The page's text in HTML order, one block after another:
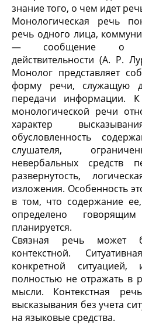
знание того, о чем идет
Монологическая речь
речь одного лица,
— сообщение о
действительности (А. Р.
Монолог представляет
форму речи, служащую
передачи информации.
монологической речи
характер
обусловленность
слушателя,
невербальных средств
развернутость,
изложения. Особенность
в том, что содержание
определено
планируется.
Связная речь может
контекстной.
конкретной
полностью не отражать в
мысли. Контекстная
высказывания без учета
на языковые средства.